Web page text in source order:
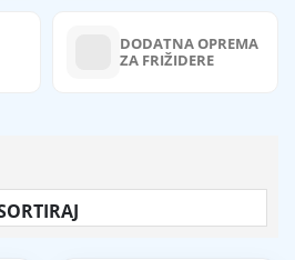
DODATNA OPREMA
ZA FRIŽIDERE